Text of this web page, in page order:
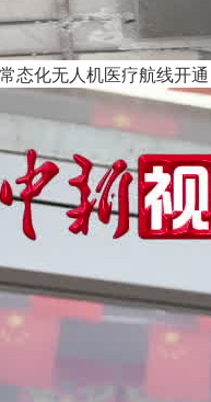
态化无人机医疗航线开通